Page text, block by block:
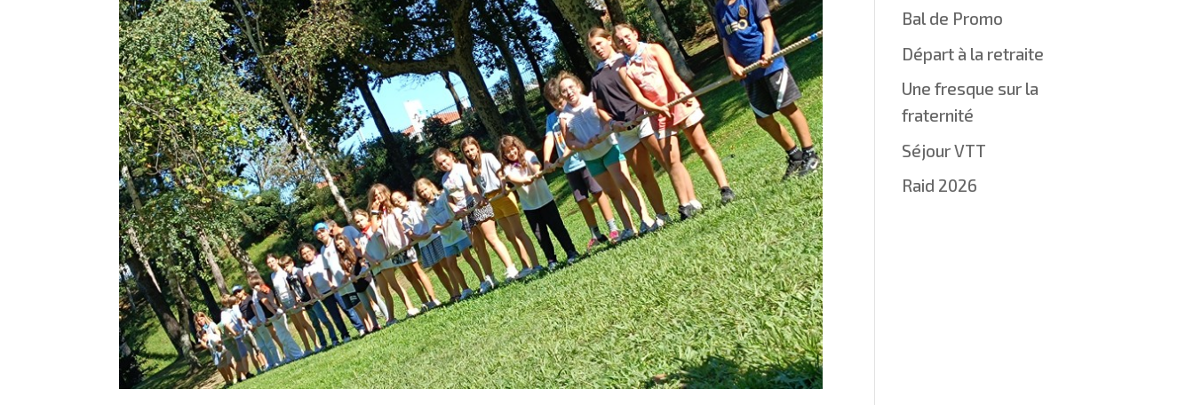
Bal de Promo
Départ à la retraite
Une fresque sur la
fraternité
Séjour VTT
Raid 2026